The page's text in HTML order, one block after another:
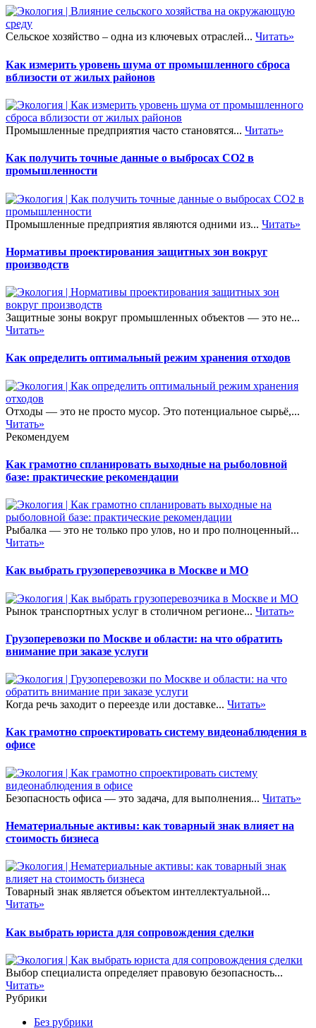
Сельское хозяйство – одна из ключевых отраслей... Читать»
Как измерить уровень шума от промышленного сброса
вблизости от жилых районов
Промышленные предприятия часто становятся... Читать»
Как получить точные данные о выбросах CO2 в
промышленности
Промышленные предприятия являются одними из... Читать»
Нормативы проектирования защитных зон вокруг
производств
Защитные зоны вокруг промышленных объектов — это не...
Читать»
Как определить оптимальный режим хранения отходов
Отходы — это не просто мусор. Это потенциальное сырьё,...
Читать»
Рекомендуем
Как грамотно спланировать выходные на рыболовной
базе: практические рекомендации
Рыбалка — это не только про улов, но и про полноценный...
Читать»
Как выбрать грузоперевозчика в Москве и МО
Рынок транспортных услуг в столичном регионе... Читать»
Грузоперевозки по Москве и области: на что обратить
внимание при заказе услуги
Когда речь заходит о переезде или доставке... Читать»
Как грамотно спроектировать систему видеонаблюдения в
офисе
Безопасность офиса — это задача, для выполнения... Читать»
Нематериальные активы: как товарный знак влияет на
стоимость бизнеса
Товарный знак является объектом интеллектуальной...
Читать»
Как выбрать юриста для сопровождения сделки
Выбор специалиста определяет правовую безопасность...
Читать»
Рубрики
Без рубрики